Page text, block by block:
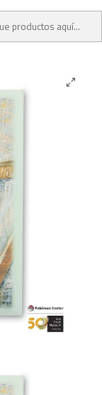
Card Sleeves